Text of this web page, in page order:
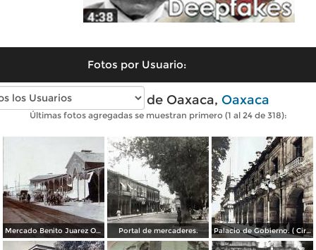
Fotos por Usuario:
Fotos antiguas de Oaxaca, Oaxaca
Últimas fotos agregadas se muestran primero (1 al 24 de 318):
Mercado Benito Juarez Oaxaca 1899 Portal de mercaderes. Palacio de Gobierno. ( Circulada el 3 de Febrero de 1933 ).